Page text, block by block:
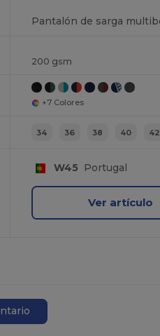
200 gsm
+7 Colores
34 36 38 40 42
W45 Portugal
Ver artículo